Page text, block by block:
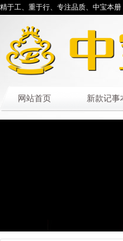
精于工、重于行、专注品质、中宝本
网站首页 新款记事